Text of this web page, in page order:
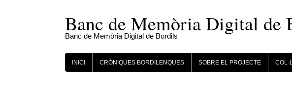
Banc de Memòria Digital de
Banc de Memòria Digital de Bordils
INICI CRÒNIQUES BORDILENQUES SOBRE EL PROJECTE